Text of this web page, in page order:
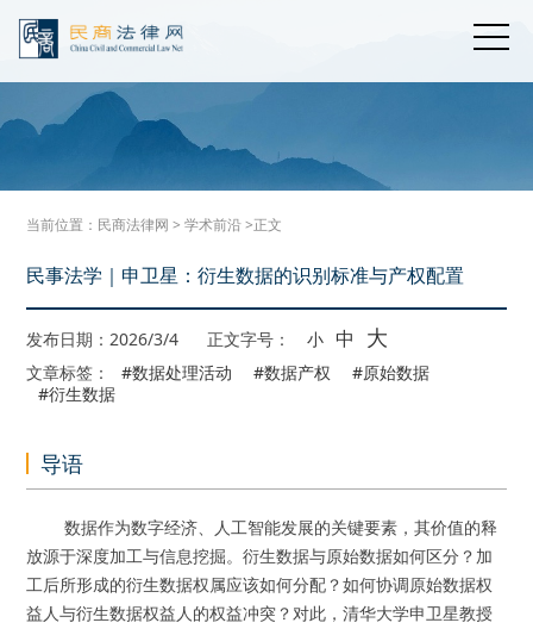
当前位置： 民商法律网 >学术前沿>正文
民事法学｜申卫星：衍生数据的识别标准与产权配置
发布日期：2026/3/4 正文字号： 小 中 大
文章标签： #数据处理活动 #数据产权
#原始数据
#衍生数据
导语
数据作为数字经济、人工智能发展的关键要素，其价值的释
放源于深度加工与信息挖掘。衍生数据与原始数据如何区分？加
工后所形成的衍生数据权属应该如何分配？如何协调原始数据权
益人与衍生数据权益人的权益冲突？对此，清华大学申卫星教授